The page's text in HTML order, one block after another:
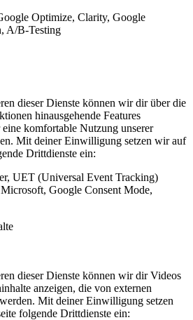
Optimize, Clarity, Google
A/B-Testing
dieser Dienste können wir dir über die
hinausgehende Features
komfortable Nutzung unserer
Mit deiner Einwilligung setzen wir auf
Drittdienste ein:
UET (Universal Event Tracking)
Google Consent Mode,
dieser Dienste können wir dir Videos
anzeigen, die von externen
Mit deiner Einwilligung setzen
folgende Drittdienste ein: